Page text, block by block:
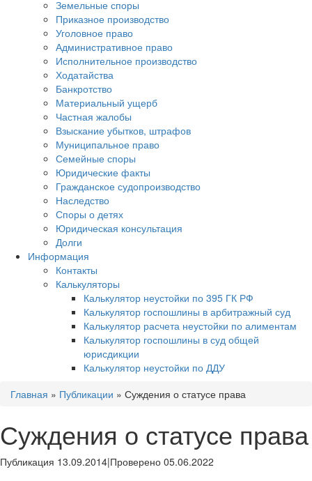
Земельные споры
Приказное производство
Уголовное право
Административное право
Исполнительное производство
Ходатайства
Банкротство
Материальный ущерб
Частная жалобы
Взыскание убытков, штрафов
Муниципальное право
Семейные споры
Юридические факты
Гражданское судопроизводство
Наследство
Споры о детях
Юридическая консультация
Долги
Информация
Контакты
Калькуляторы
Калькулятор неустойки по 395 ГК РФ
Калькулятор госпошлины в арбитражный суд
Калькулятор расчета неустойки по алиментам
Калькулятор госпошлины в суд общей
юрисдикции
Калькулятор неустойки по ДДУ
Главная » Публикации » Суждения о статусе права
Суждения о статусе права
Публикация 13.09.2014|Проверено 05.06.2022